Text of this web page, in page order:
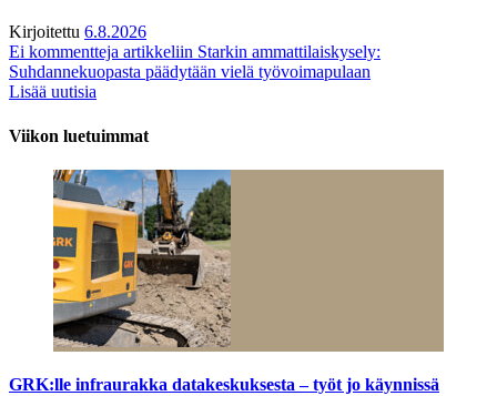
Kirjoitettu 6.8.2026
Ei kommentteja artikkeliin Starkin ammattilaiskysely:
Suhdannekuopasta päädytään vielä työvoimapulaan
Lisää uutisia
Viikon luetuimmat
GRK:lle infraurakka datakeskuksesta – työt jo käynnissä